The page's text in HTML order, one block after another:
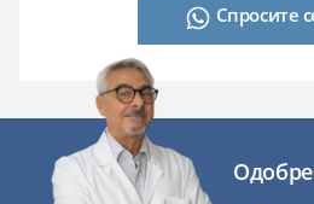
Спросите